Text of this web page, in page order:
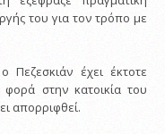
του για τον τρόπο με
Πεζεσκιάν έχει έκτοτε
στην κατοικία του
απορριφθεί.